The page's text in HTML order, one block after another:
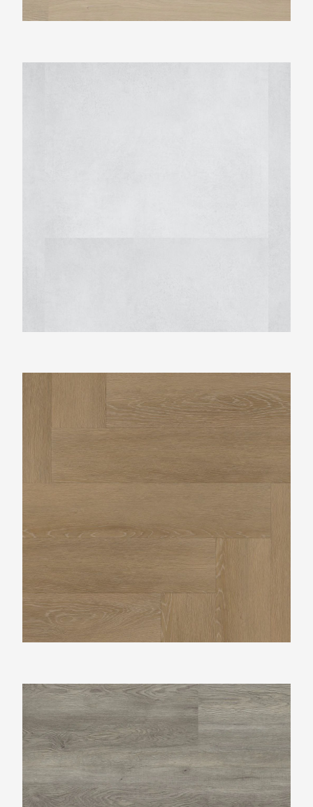
Vtwonen Herringbone sun kissed
Ambiant Supremo Grey